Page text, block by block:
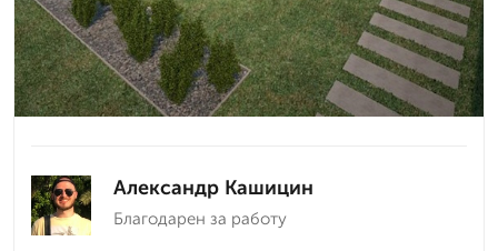
Александр Кашицин
Благодарен за работу